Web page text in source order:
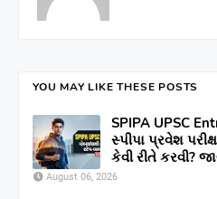
YOU MAY LIKE THESE POSTS
SPIPA UPSC
સ્પીપા પ્રવેશ
કેવી રીતે કરવી?
August 06, 2026